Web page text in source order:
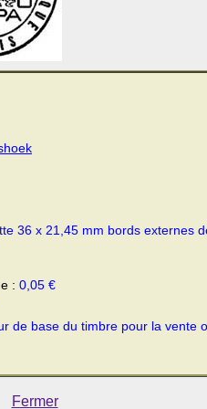
36 x 21,45 mm bords externes
: 0,05 €
de base du timbre pour la vente
Fermer